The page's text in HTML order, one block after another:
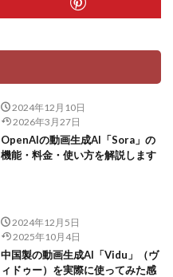
2024年12月10日
2026年3月27日
OpenAIの動画生成AI「Sora」の
機能・料金・使い方を解説します
2024年12月5日
2025年10月4日
中国製の動画生成AI「Vidu」（ヴ
ィドゥー）を実際に使ってみた感